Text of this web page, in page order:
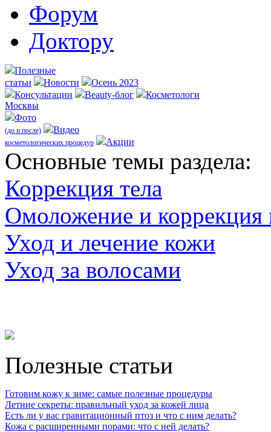
Форум
Доктору
Полезные
статьи
Новости
Осень 2023
Консультации
Beauty-блог
Косметологи
Москвы
Фото
(до и после) Видео
косметологических процедур Акции
Оcновные темы раздела:
Коррекция тела
Омоложение и коррекция
Уход и лечение кожи
Уход за волосами
Полезные статьи
Готовим кожу к зиме: самые полезные процедуры
Летние секреты: правильный уход за кожей лица
Есть ли у вас гравитационный птоз и что с ним делать?
Кожа с расширенными порами: что с ней делать?